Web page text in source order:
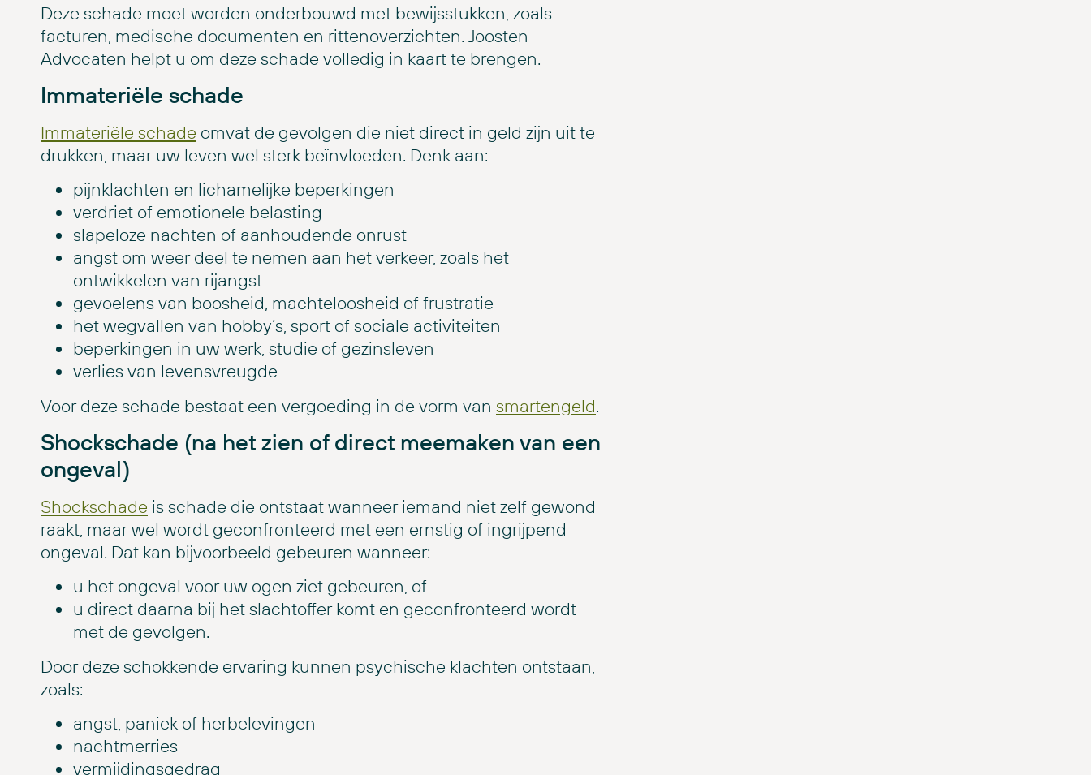
Deze schade moet worden onderbouwd met bewijsstukken, zoals
facturen, medische documenten en rittenoverzichten. Joosten
Advocaten helpt u om deze schade volledig in kaart te brengen.
Immateriële schade
Immateriële schade omvat de gevolgen die niet direct in geld zijn uit te
drukken, maar uw leven wel sterk beïnvloeden. Denk aan:
pijnklachten en lichamelijke beperkingen
verdriet of emotionele belasting
slapeloze nachten of aanhoudende onrust
angst om weer deel te nemen aan het verkeer, zoals het
ontwikkelen van rijangst
gevoelens van boosheid, machteloosheid of frustratie
het wegvallen van hobby’s, sport of sociale activiteiten
beperkingen in uw werk, studie of gezinsleven
verlies van levensvreugde
Voor deze schade bestaat een vergoeding in de vorm van smartengeld.
Shockschade (na het zien of direct meemaken van een
ongeval)
Shockschade is schade die ontstaat wanneer iemand niet zelf gewond
raakt, maar wel wordt geconfronteerd met een ernstig of ingrijpend
ongeval. Dat kan bijvoorbeeld gebeuren wanneer:
u het ongeval voor uw ogen ziet gebeuren, of
u direct daarna bij het slachtoffer komt en geconfronteerd wordt
met de gevolgen.
Door deze schokkende ervaring kunnen psychische klachten ontstaan,
zoals:
angst, paniek of herbelevingen
nachtmerries
vermijdingsgedrag